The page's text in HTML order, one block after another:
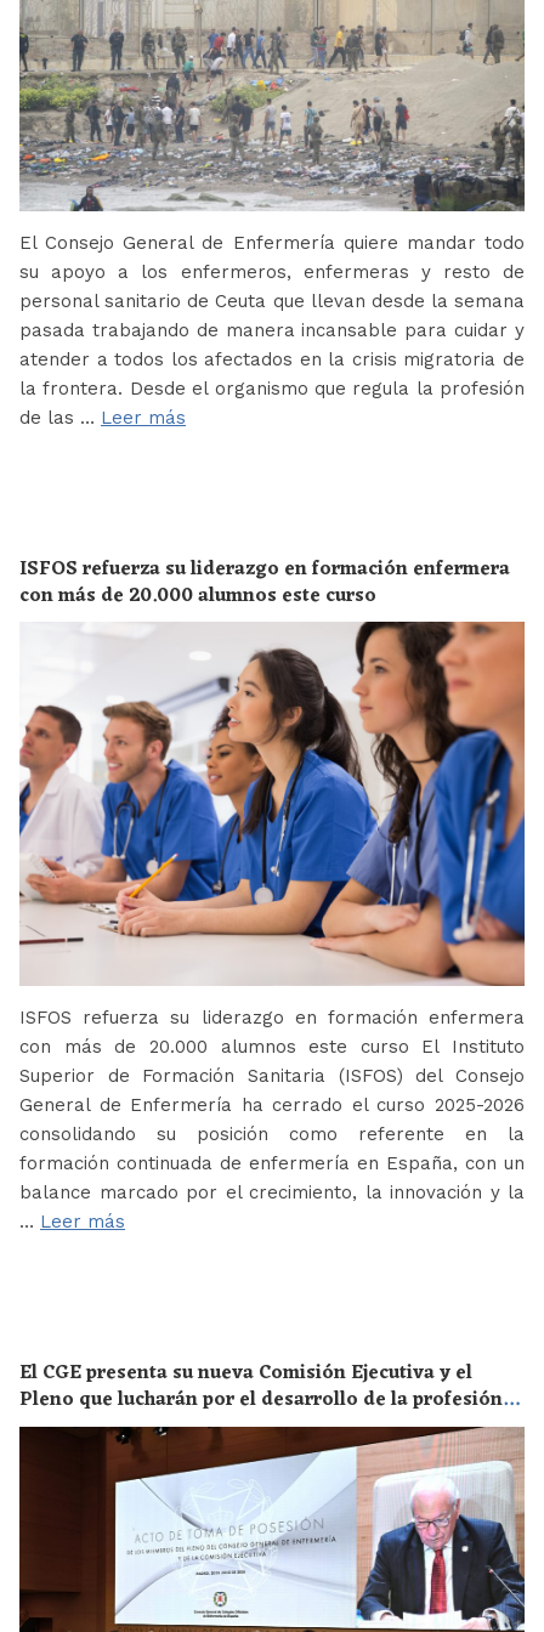
El Consejo General de Enfermería quiere mandar todo
su apoyo a los enfermeros, enfermeras y resto de
personal sanitario de Ceuta que llevan desde la semana
pasada trabajando de manera incansable para cuidar y
atender a todos los afectados en la crisis migratoria de
la frontera. Desde el organismo que regula la profesión
de las … Leer más
ISFOS refuerza su liderazgo en formación enfermera
con más de 20.000 alumnos este curso
ISFOS refuerza su liderazgo en formación enfermera
con más de 20.000 alumnos este curso El Instituto
Superior de Formación Sanitaria (ISFOS) del Consejo
General de Enfermería ha cerrado el curso 2025-2026
consolidando su posición como referente en la
formación continuada de enfermería en España, con un
balance marcado por el crecimiento, la innovación y la
… Leer más
El CGE presenta su nueva Comisión Ejecutiva y el
Pleno que lucharán por el desarrollo de la profesión
en los próximos años